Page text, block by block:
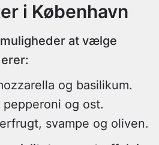
i København
at vælge
og basilikum.
og ost.
svampe og oliven.